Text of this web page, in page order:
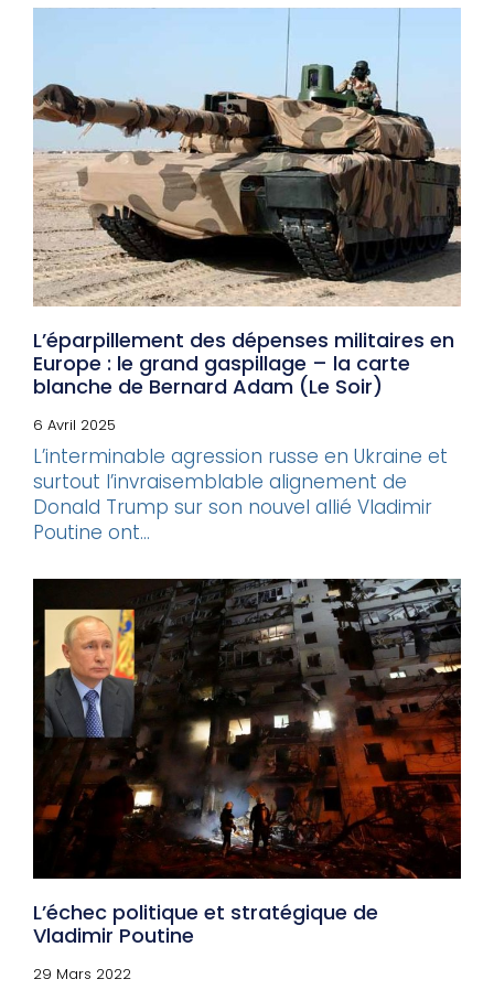
L’éparpillement des dépenses militaires en
Europe : le grand gaspillage – la carte
blanche de Bernard Adam (Le Soir)
6 Avril 2025
L’interminable agression russe en Ukraine et
surtout l’invraisemblable alignement de
Donald Trump sur son nouvel allié Vladimir
Poutine ont...
L’échec politique et stratégique de
Vladimir Poutine
29 Mars 2022